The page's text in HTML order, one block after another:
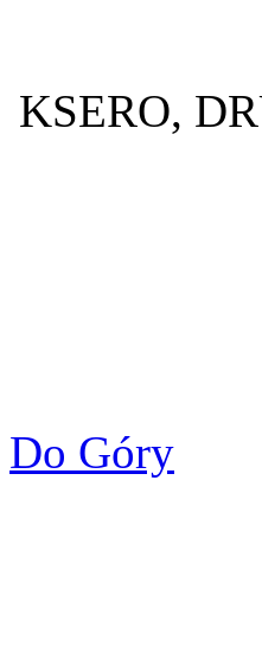
KSERO,
Do Góry